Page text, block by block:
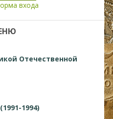
входа
Отечественной
1994)